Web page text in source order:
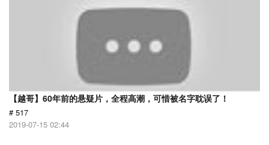
【越哥】60年前的悬疑片，全程高潮，可惜被名字耽误了！
# 517
2019-07-15 02:44